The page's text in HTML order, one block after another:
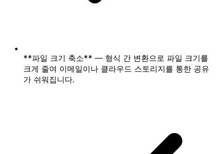
**파일 크기 축소** — 형식 간 변환으로 파일 크기를
크게 줄여 이메일이나 클라우드 스토리지를 통한 공유
가 쉬워집니다.